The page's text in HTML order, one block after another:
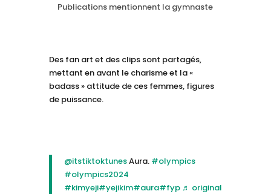
Publications mentionnent la gymnaste
Des fan art et des clips sont partagés,
mettant en avant le charisme et la «
badass » attitude de ces femmes, figures
de puissance.
@itstiktoktunesAura. #olympics
#olympics2024
#kimyeji#yejikim#aura#fyp ♬ original